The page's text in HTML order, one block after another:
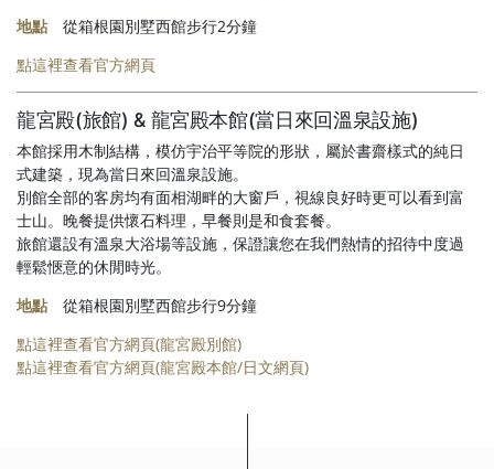
地點 從箱根園別墅西館步行2分鐘
點這裡查看官方網頁
龍宮殿(旅館) & 龍宮殿本館(當日來回溫泉設施)
本館採用木制結構，模仿宇治平等院的形狀，屬於書齋樣式的純日
式建築，現為當日來回溫泉設施。
別館全部的客房均有面相湖畔的大窗戶，視線良好時更可以看到富
士山。晚餐提供懷石料理，早餐則是和食套餐。
旅館還設有溫泉大浴場等設施，保證讓您在我們熱情的招待中度過
輕鬆愜意的休閒時光。
地點 從箱根園別墅西館步行9分鐘
點這裡查看官方網頁(龍宮殿別館)
點這裡查看官方網頁(龍宮殿本館/日文網頁)